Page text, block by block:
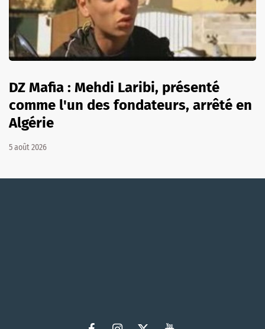
DZ Mafia : Mehdi Laribi, présenté
comme l'un des fondateurs, arrêté en
Algérie
5 août 2026